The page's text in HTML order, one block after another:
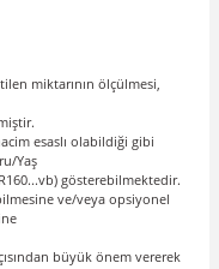
miktarının ölçülmesi,
esaslı olabildiği gibi
Yaş
gösterebilmektedir.
ve/veya opsiyonel
büyük önem vererek